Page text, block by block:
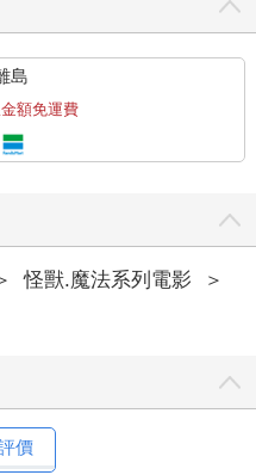
島
額免運費
怪獸.魔法系列電影
＞
價